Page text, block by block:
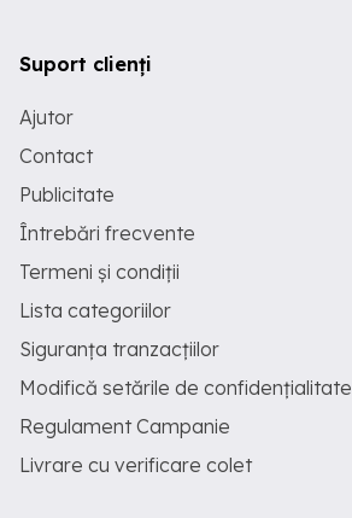
Suport clienți
Ajutor
Contact
Publicitate
Întrebări frecvente
Termeni și condiții
Lista categoriilor
Siguranța tranzacțiilor
Modifică setările de confidențialitate
Regulament Campanie
Livrare cu verificare colet